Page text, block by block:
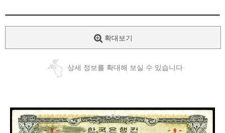
확대보기
상세 정보를 확대해 보실 수 있습니다